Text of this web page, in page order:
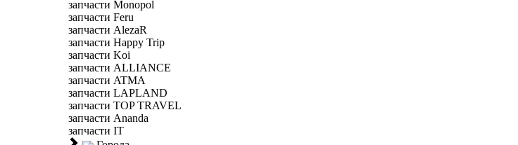
запчасти Monopol
запчасти Feru
запчасти AlezaR
запчасти Happy Trip
запчасти Koi
запчасти ALLIANCE
запчасти ATMA
запчасти LAPLAND
запчасти TOP TRAVEL
запчасти Ananda
запчасти IT